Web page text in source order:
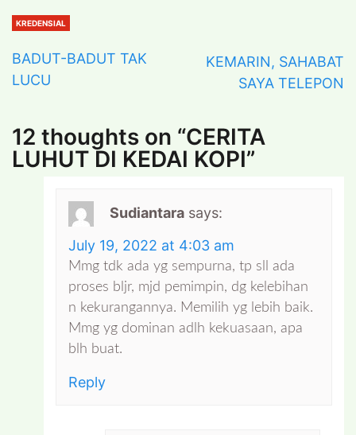
KREDENSIAL
BADUT-BADUT TAK
LUCU
KEMARIN, SAHABAT
SAYA TELEPON
12 thoughts on “CERITA
LUHUT DI KEDAI KOPI”
Sudiantara says:
July 19, 2022 at 4:03 am
Mmg tdk ada yg sempurna, tp sll ada
proses bljr, mjd pemimpin, dg kelebihan
n kekurangannya. Memilih yg lebih baik.
Mmg yg dominan adlh kekuasaan, apa
blh buat.
Reply